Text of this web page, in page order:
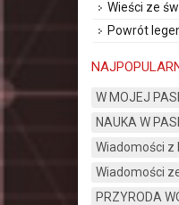
Wieści ze
Powrót
W MOJEJ
NAUKA W
Wiadomości z
Wiadomości
PRZYRODA